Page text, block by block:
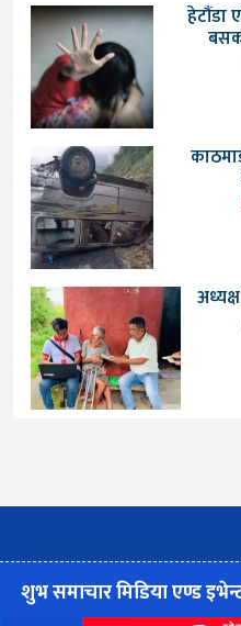
हेटौंडा
शुभ समाचार मिडिया एण्ड